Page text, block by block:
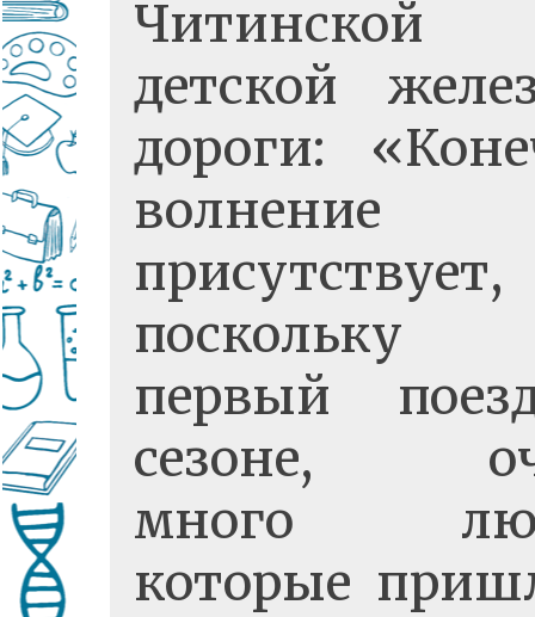
Читинской
детской
дороги:
волнение
присутствует,
поскольку
первый
сезоне,
много
которые